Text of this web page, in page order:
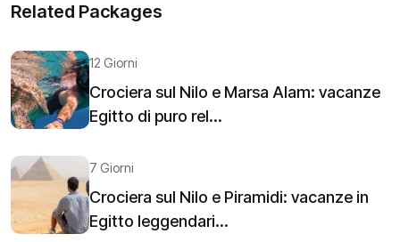
Related Packages
12 Giorni
Crociera sul Nilo e Marsa Alam: vacanze
Egitto di puro rel...
7 Giorni
Crociera sul Nilo e Piramidi: vacanze in
Egitto leggendari...